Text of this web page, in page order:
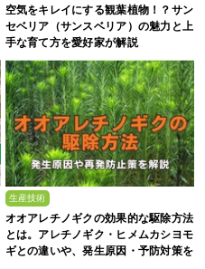
空気をキレイにする観葉植物！？サン
セベリア（サンスベリア）の魅力と上
手な育て方を愛好家が解説
生産技術
オオアレチノギクの効果的な駆除方法
とは。アレチノギク・ヒメムカシヨモ
ギとの違いや、発生原因・予防対策を